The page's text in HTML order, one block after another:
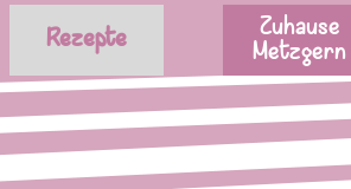
Menü überspringen
Rezepte
Zuhause
Metzgern